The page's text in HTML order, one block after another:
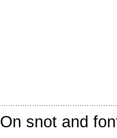
On snot and